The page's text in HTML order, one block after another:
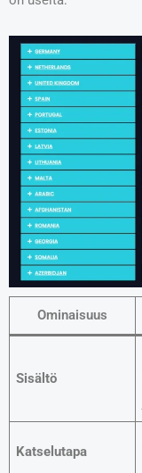
Ominaisuus
Sisältö
Katselutapa